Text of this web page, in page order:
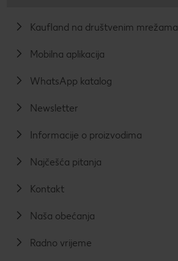
Kaufland na društvenim mrežama
Mobilna aplikacija
WhatsApp katalog
Newsletter
Informacije o proizvodima
Najčešća pitanja
Kontakt
Naša obećanja
Radno vrijeme